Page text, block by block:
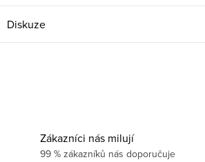
Diskuze
Zákazníci nás milují
99 % zákazníků nás doporučuje